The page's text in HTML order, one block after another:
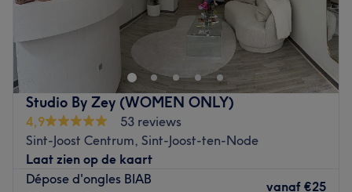
Studio By Zey (WOMEN ONLY)
4,9
53 reviews
Sint-Joost Centrum, Sint-Joost-ten-Node
Laat zien op de kaart
Dépose d'ongles BIAB
vanaf €25